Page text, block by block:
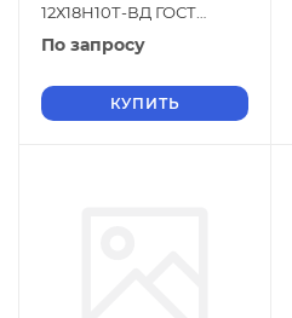
12Х18Н10Т-ВД ГОСТ
18968-73
По запросу
КУПИТЬ